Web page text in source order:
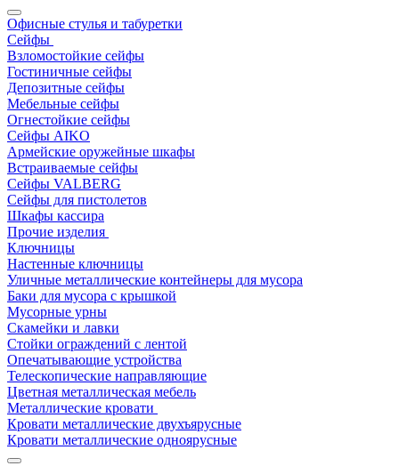
Офисные стулья и табуретки
Сейфы
Взломостойкие сейфы
Гостиничные сейфы
Депозитные сейфы
Мебельные сейфы
Огнестойкие сейфы
Сейфы AIKO
Армейские оружейные шкафы
Встраиваемые сейфы
Сейфы VALBERG
Сейфы для пистолетов
Шкафы кассира
Прочие изделия
Ключницы
Настенные ключницы
Уличные металлические контейнеры для мусора
Баки для мусора с крышкой
Мусорные урны
Скамейки и лавки
Стойки ограждений с лентой
Опечатывающие устройства
Телескопические направляющие
Цветная металлическая мебель
Металлические кровати
Кровати металлические двухъярусные
Кровати металлические одноярусные